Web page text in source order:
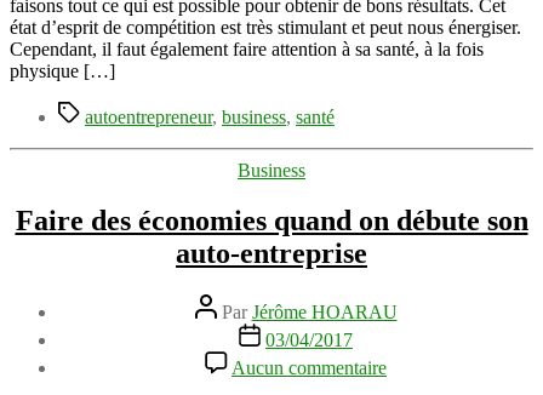
est
entrepreneur
faisons tout ce qui est possible pour obtenir de bons résultats. Cet
état d’esprit de compétition est très stimulant et peut nous énergiser.
Cependant, il faut également faire attention à sa santé, à la fois
physique […]
Étiquettes
autoentrepreneur, business, santé
Catégories
Business
Faire des économies quand on débute son
auto-entreprise
Auteur
de
l’article
ParJérôme HOARAU
Date
l’article
03/04/2017
Aucun commentaire
Faire